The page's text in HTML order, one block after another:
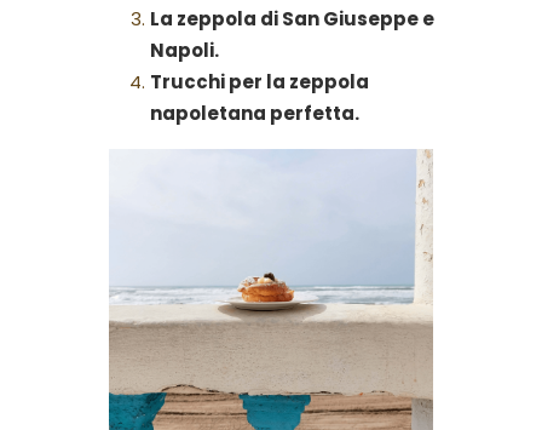
La zeppola di San Giuseppe e
Napoli.
Trucchi per la zeppola
napoletana perfetta.